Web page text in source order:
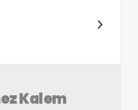
Kalem